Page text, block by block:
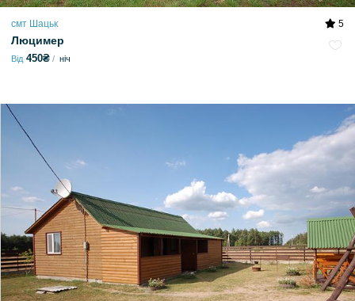
смт Шацьк 5
Люцимер
Від 450₴ ніч